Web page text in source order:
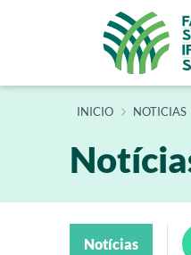
INÍCIO NOTICIAS
Notícias